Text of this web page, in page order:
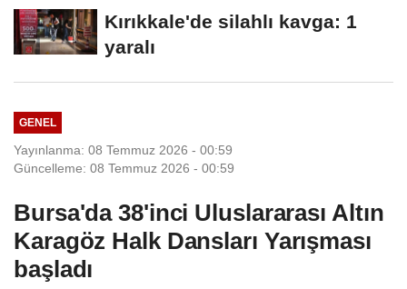
Kırıkkale'de silahlı kavga: 1
yaralı
GENEL
Yayınlanma: 08 Temmuz 2026 - 00:59
Güncelleme: 08 Temmuz 2026 - 00:59
Bursa'da 38'inci Uluslararası Altın
Karagöz Halk Dansları Yarışması
başladı